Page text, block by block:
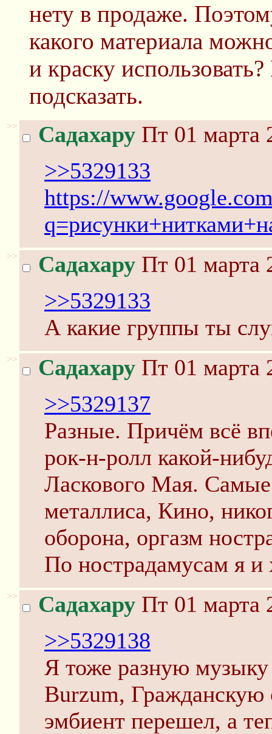
нету в продаже.
какого материала
и краску
подсказать.
>> Садахару Пт 01 марта
>>5329133
https://
>> Садахару Пт 01 марта
>>5329133
А какие группы ты
>> Садахару Пт 01 марта
>>5329137
Разные. Причём всё
рок-н-ролл какой-
Ласкового Мая.
металлиса, Кино,
оборона, оргазм
По нострадамусам я и
>> Садахару Пт 01 марта
>>5329138
Я тоже разную
Burzum, Гражданскую
эмбиент перешел, а